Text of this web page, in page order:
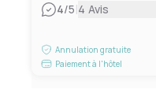
4/5|4 Avis
Annulation gratuite
Paiement à l'hôtel